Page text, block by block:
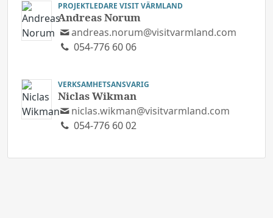
PROJEKTLEDARE VISIT VÄRMLAND
Andreas Norum
andreas.norum@visitvarmland.com
054-776 60 06
VERKSAMHETSANSVARIG
Niclas Wikman
niclas.wikman@visitvarmland.com
054-776 60 02